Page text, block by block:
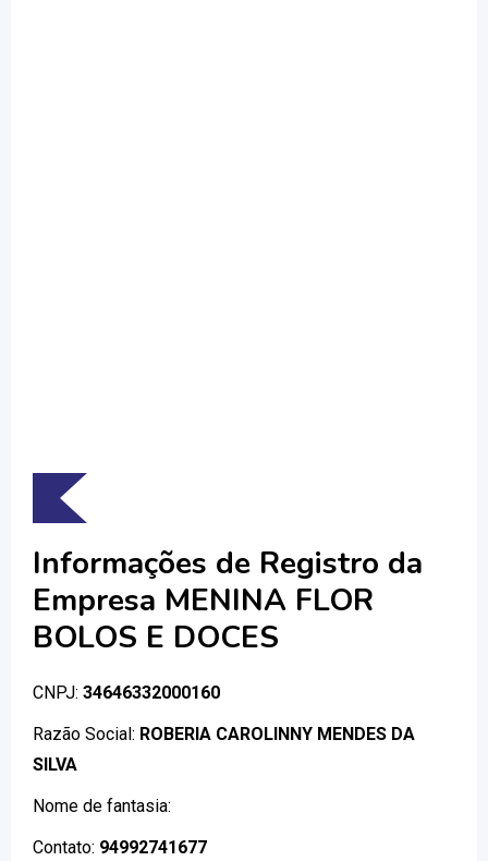
Informações de Registro da
Empresa MENINA FLOR
BOLOS E DOCES
CNPJ: 34646332000160
Razão Social: ROBERIA CAROLINNY MENDES DA
SILVA
Nome de fantasia:
Contato: 94992741677